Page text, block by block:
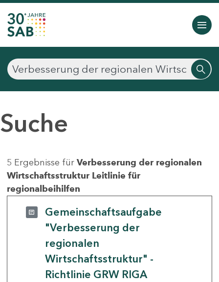
Suche
5 Ergebnisse für Verbesserung der regionalen
Wirtschaftsstruktur Leitlinie für
regionalbeihilfen
Gemeinschaftsaufgabe
"Verbesserung der
regionalen
Wirtschaftsstruktur" -
Richtlinie GRW RIGA